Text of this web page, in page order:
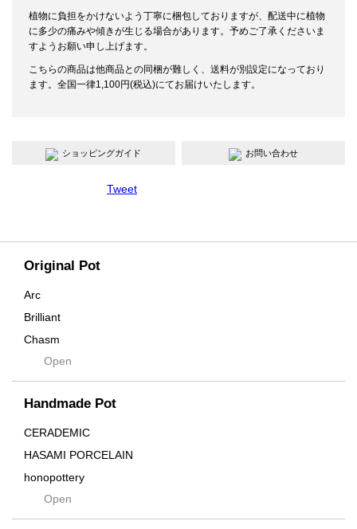
Original Pot
Arc
Brilliant
Chasm
Contra
Cream
Crown
Distortion
Drop
DUNE
Flames
For
Open
Handmade Pot
CERADEMIC
HASAMI PORCELAIN
honopottery
nocturne
tamanhayat
Open
植物に負担をかけないよう丁寧に梱包しておりますが、配送中に植物
に多少の痛みや傾きが生じる場合があります。予めご了承くださいま
すようお願い申し上げます。
こちらの商品は他商品との同梱が難しく、送料が別設定になっており
ます。全国一律1,100円(税込)にてお届けいたします。
ショッピングガイド お問い合わせ
Tweet